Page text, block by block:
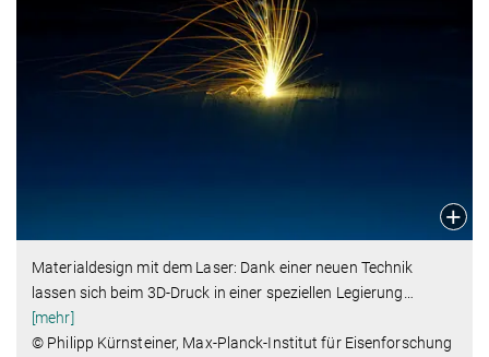
Materialdesign mit dem Laser: Dank einer neuen Technik
lassen sich beim 3D-Druck in einer speziellen Legierung
[mehr]
© Philipp Kürnsteiner, Max-Planck-Institut für Eisenforschung